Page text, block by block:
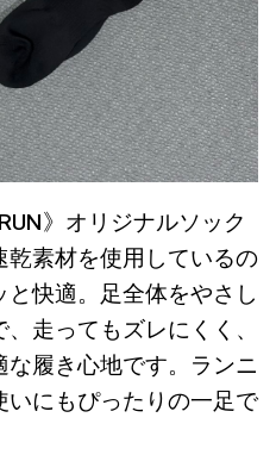
》オリジナルソック
素材を使用しているの
快適。足全体をやさし
走ってもズレにくく、
履き心地です。ランニ
にもぴったりの一足で